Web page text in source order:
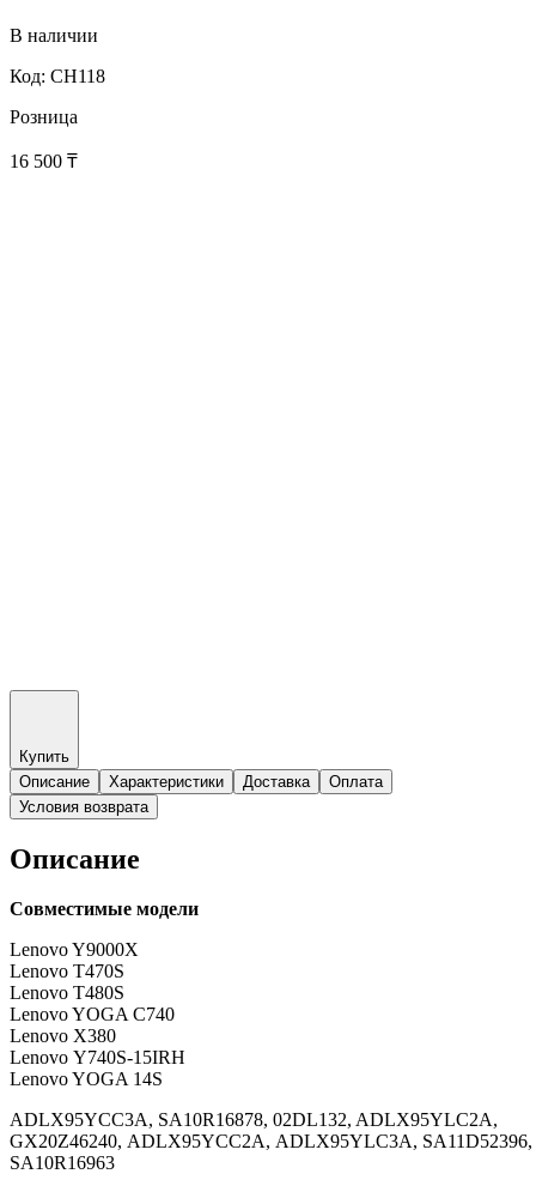
В наличии
Код: CH118
Розница
16 500 ₸
Купить
Описание
Характеристики Доставка
Оплата
Условия возврата
Описание
Совместимые модели
Lenovo Y9000X
Lenovo T470S
Lenovo T480S
Lenovo YOGA C740
Lenovo X380
Lenovo Y740S-15IRH
Lenovo YOGA 14S
ADLX95YCC3A, SA10R16878, 02DL132, ADLX95YLC2A,
GX20Z46240, ADLX95YCC2A, ADLX95YLC3A, SA11D52396,
SA10R16963